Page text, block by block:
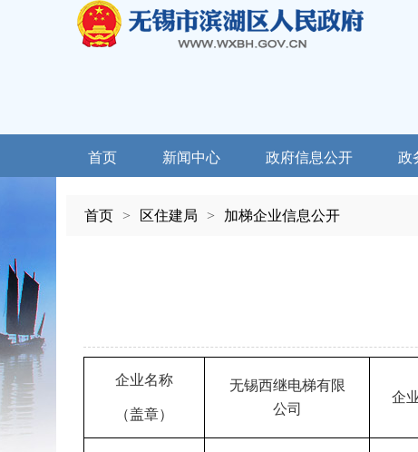
首页 新闻中心 政府信息公开 政
首页 > 区住建局 > 加梯企业信息公开
企业名称
（盖章）
无锡西继电梯有限
公司
企